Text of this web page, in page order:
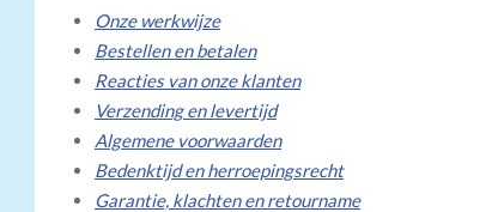
Onze werkwijze
Bestellen en betalen
Reacties van onze klanten
Verzending en levertijd
Algemene voorwaarden
Bedenktijd en herroepingsrecht
Garantie, klachten en retourname